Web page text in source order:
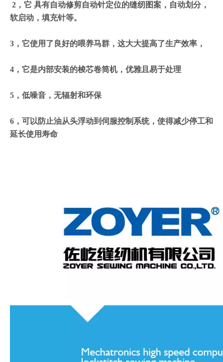
2，它 具有自动修剪自动针定位的缝纫图案，自动划分，
软启动，填充针等。
3，它使用了良好的喂养马群，这大大提高了生产效率，
4，它是内部安装的梭芯卷筒机，优雅且易于处理
5，低噪音，无辐射和环保
6，可以防止油从头浮动到伺服控制系统，使得减少停工和
延长使用寿命